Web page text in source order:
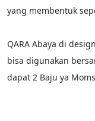
yang membentuk
QARA Abaya di
bisa digunakan
dapat 2 Baju ya